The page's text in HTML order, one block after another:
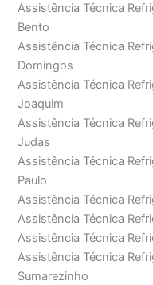
Assistência Técnica
Bento
Assistência Técnica
Domingos
Assistência Técnica
Joaquim
Assistência Técnica
Judas
Assistência Técnica
Paulo
Assistência Técnica
Assistência Técnica
Assistência Técnica
Assistência Técnica
Sumarezinho